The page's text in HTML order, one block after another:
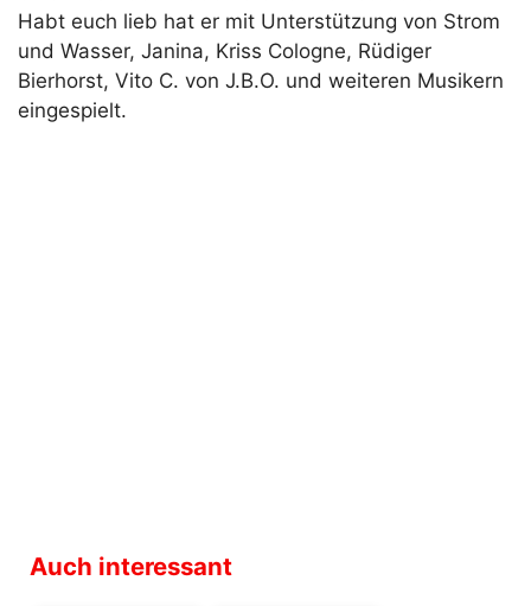
Habt euch lieb hat er mit Unterstützung von Strom
und Wasser, Janina, Kriss Cologne, Rüdiger
Bierhorst, Vito C. von J.B.O. und weiteren Musikern
eingespielt.
Auch interessant